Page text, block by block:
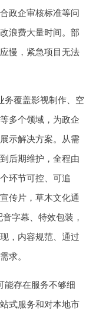
政企审核标准等问
浪费大量时间。部
慢，紧急项目无法
务覆盖影视制作、空
多个领域，为政企
示解决方案。从需
后期维护，全程由
环节可控、可追
传片，草木文化通
字幕、特效包装，
，内容规范、通过
求。
能存在服务不够细
式服务和对本地市